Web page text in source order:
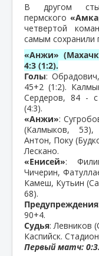
В другом
пермского
четвертой
самым сохранили
«Анжи»
4:3 (1:2).
Голы:
45+2 (1:2).
Сердеров, 84 - с
(4:3).
«Анжи»:
(Калмыков, 53),
Антон, Поку
Лескано.
«Енисей»:
Чичерин,
Камеш, Кутьин
68).
Предупреждения
90+4.
Судья: Левников
Каспийск.
Первый матч: 0:3.